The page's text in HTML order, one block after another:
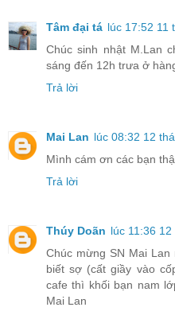
Tâm đại tá lúc 17:52 11
Chúc sinh nhật M.Lan
sáng đến 12h trưa ở
Trả lời
Mai Lan lúc 08:32 12
Mình cám ơn các bạn
Trả lời
Thúy Doãn lúc 11:36
Chúc mừng SN Mai
biết sợ (cất giầy vào
cafe thì khối bạn nam
Mai Lan